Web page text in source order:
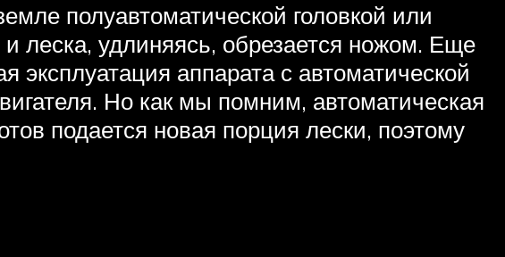
полуавтоматической головкой или
леска, удлиняясь, обрезается ножом. Еще
эксплуатация аппарата с автоматической
Но как мы помним, автоматическая
подается новая порция лески, поэтому